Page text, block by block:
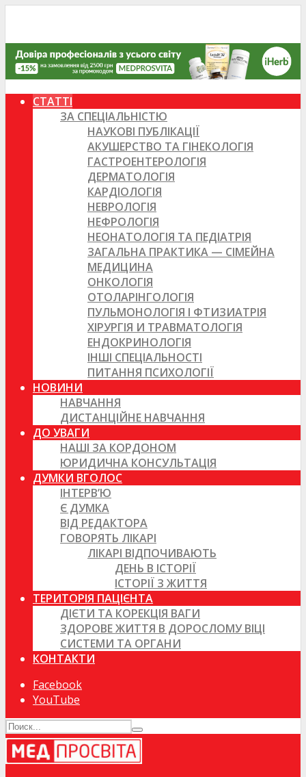
СТАТТІ
ЗА СПЕЦІАЛЬНІСТЮ
НАУКОВІ ПУБЛІКАЦІЇ
АКУШЕРСТВО ТА ГІНЕКОЛОГІЯ
ГАСТРОЕНТЕРОЛОГІЯ
ДЕРМАТОЛОГІЯ
КАРДІОЛОГІЯ
НЕВРОЛОГІЯ
НЕФРОЛОГІЯ
НЕОНАТОЛОГІЯ ТА ПЕДІАТРІЯ
ЗАГАЛЬНА ПРАКТИКА — СІМЕЙНА
МЕДИЦИНА
ОНКОЛОГІЯ
ОТОЛАРІНГОЛОГІЯ
ПУЛЬМОНОЛОГІЯ І ФТИЗИАТРІЯ
ХІРУРГІЯ И ТРАВМАТОЛОГІЯ
ЕНДОКРИНОЛОГІЯ
ІНШІ СПЕЦІАЛЬНОСТІ
ПИТАННЯ ПСИХОЛОГІЇ
НОВИНИ
НАВЧАННЯ
ДИСТАНЦІЙНЕ НАВЧАННЯ
ДО УВАГИ
НАШІ ЗА КОРДОНОМ
ЮРИДИЧНА КОНСУЛЬТАЦІЯ
ДУМКИ ВГОЛОС
ІНТЕРВ’Ю
Є ДУМКА
ВІД РЕДАКТОРА
ГОВОРЯТЬ ЛІКАРІ
ЛІКАРІ ВІДПОЧИВАЮТЬ
ДЕНЬ В ІСТОРІЇ
ІСТОРІЇ З ЖИТТЯ
ТЕРИТОРІЯ ПАЦІЄНТА
ДІЄТИ ТА КОРЕКЦІЯ ВАГИ
ЗДОРОВЕ ЖИТТЯ В ДОРОСЛОМУ ВІЦІ
СИСТЕМИ ТА ОРГАНИ
КОНТАКТИ
Facebook
YouTube